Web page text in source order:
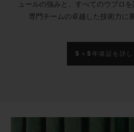
ュールの強みと、すべてのウブロ
専門チームの卓越した技術力に
5＋5年保証を詳し